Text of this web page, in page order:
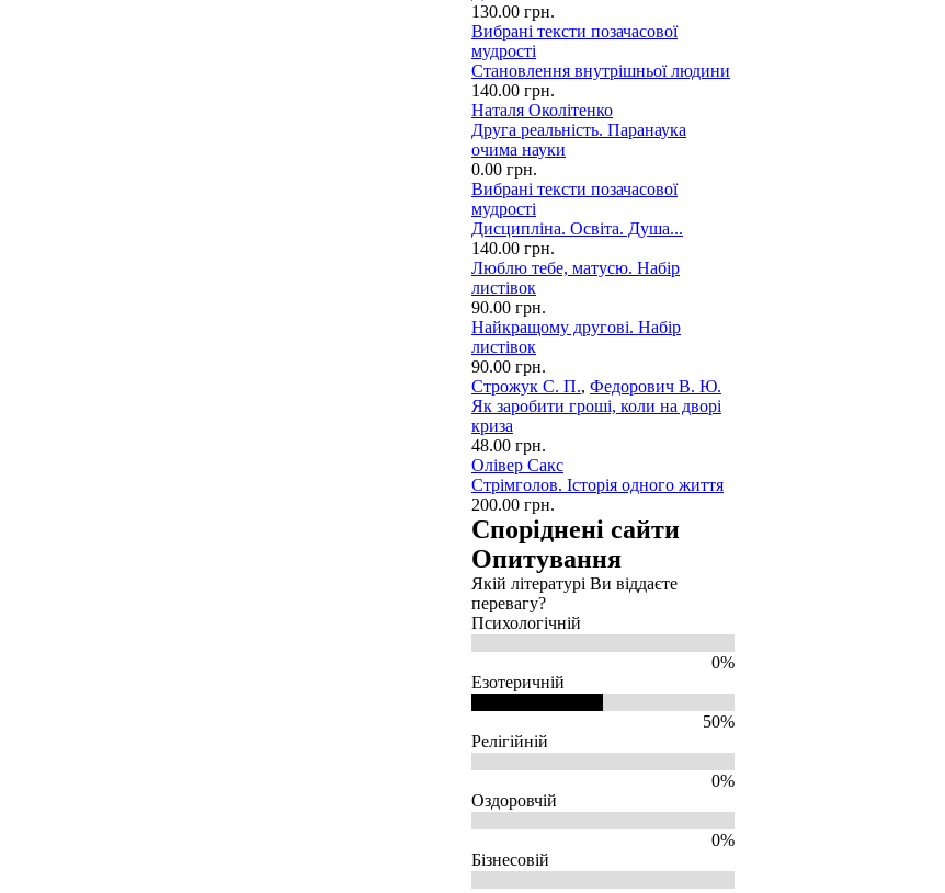
130.00 грн.
Вибрані тексти позачасової
мудрості
Становлення внутрішньої людини
140.00 грн.
Наталя Околітенко
Друга реальність. Паранаука
очима науки
0.00 грн.
Вибрані тексти позачасової
мудрості
Дисципліна. Освіта. Душа...
140.00 грн.
Люблю тебе, матусю. Набір
листівок
90.00 грн.
Найкращому другові. Набір
листівок
90.00 грн.
Строжук С. П., Федорович В. Ю.
Як заробити гроші, коли на дворі
криза
48.00 грн.
Олівер Сакс
Стрімголов. Історія одного життя
200.00 грн.
Споріднені сайти
Опитування
Якій літературі Ви віддаєте
перевагу?
Психологічній
0%
Езотеричній
50%
Релігійній
0%
Оздоровчій
0%
Бізнесовій